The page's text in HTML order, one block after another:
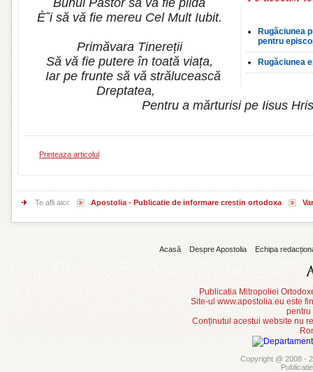
Rugăciunea
pentru
Rugăciunea
Bunul Păstor să vă fie pildă
È˜i să vă fie mereu Cel Mult Iubit.
Primăvara Tinereții
Să vă fie putere în toată viața,
Iar pe frunte să vă strălucească
Dreptatea,
Pentru a mărturisi pe Iisus
Printeaza articolul
Te afli aici: Apostolia - Publicatie de informare crestin ortodoxa
Acasă Despre Apostolia Echipa
Publicatia Mitropoliei
Site-ul www.apostolia.eu este
pentru
Conținutul acestui website nu
Copyright @ 2008 -